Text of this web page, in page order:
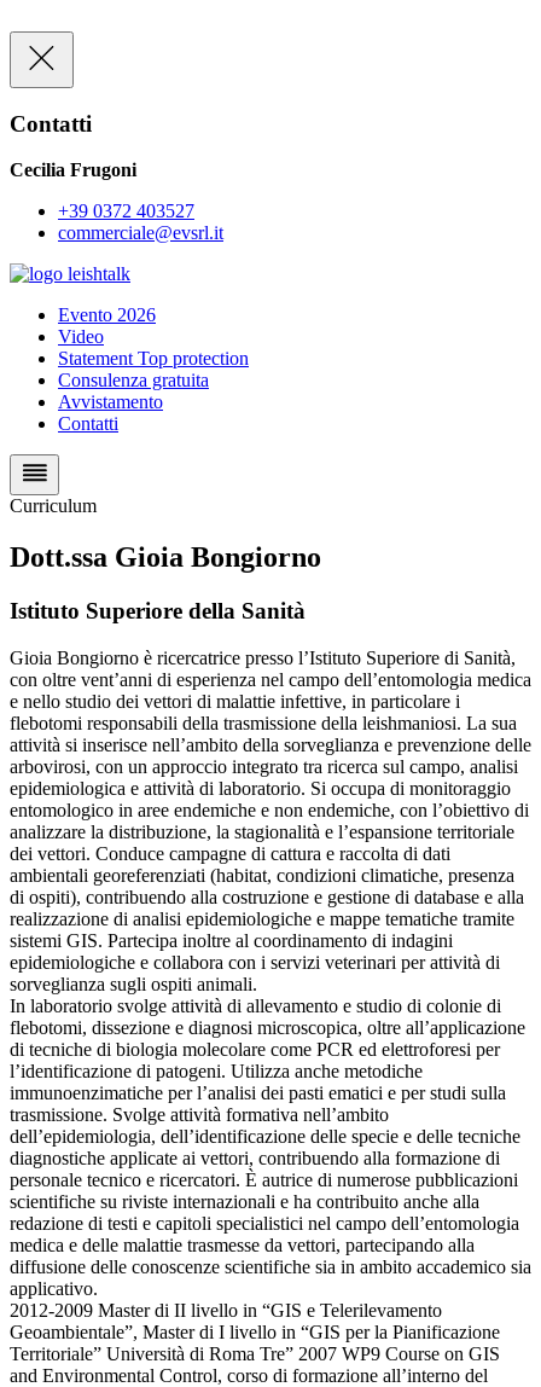
Contatti
Cecilia Frugoni
+39 0372 403527
commerciale@evsrl.it
Evento 2026
Video
Statement Top protection
Consulenza gratuita
Avvistamento
Contatti
Curriculum
Dott.ssa Gioia Bongiorno
Istituto Superiore della Sanità
Gioia Bongiorno è ricercatrice presso l’Istituto Superiore di Sanità,
con oltre vent’anni di esperienza nel campo dell’entomologia medica
e nello studio dei vettori di malattie infettive, in particolare i
flebotomi responsabili della trasmissione della leishmaniosi. La sua
attività si inserisce nell’ambito della sorveglianza e prevenzione delle
arbovirosi, con un approccio integrato tra ricerca sul campo, analisi
epidemiologica e attività di laboratorio. Si occupa di monitoraggio
entomologico in aree endemiche e non endemiche, con l’obiettivo di
analizzare la distribuzione, la stagionalità e l’espansione territoriale
dei vettori. Conduce campagne di cattura e raccolta di dati
ambientali georeferenziati (habitat, condizioni climatiche, presenza
di ospiti), contribuendo alla costruzione e gestione di database e alla
realizzazione di analisi epidemiologiche e mappe tematiche tramite
sistemi GIS. Partecipa inoltre al coordinamento di indagini
epidemiologiche e collabora con i servizi veterinari per attività di
sorveglianza sugli ospiti animali.
In laboratorio svolge attività di allevamento e studio di colonie di
flebotomi, dissezione e diagnosi microscopica, oltre all’applicazione
di tecniche di biologia molecolare come PCR ed elettroforesi per
l’identificazione di patogeni. Utilizza anche metodiche
immunoenzimatiche per l’analisi dei pasti ematici e per studi sulla
trasmissione. Svolge attività formativa nell’ambito
dell’epidemiologia, dell’identificazione delle specie e delle tecniche
diagnostiche applicate ai vettori, contribuendo alla formazione di
personale tecnico e ricercatori. È autrice di numerose pubblicazioni
scientifiche su riviste internazionali e ha contribuito anche alla
redazione di testi e capitoli specialistici nel campo dell’entomologia
medica e delle malattie trasmesse da vettori, partecipando alla
diffusione delle conoscenze scientifiche sia in ambito accademico sia
applicativo.
2012-2009 Master di II livello in “GIS e Telerilevamento
Geoambientale”, Master di I livello in “GIS per la Pianificazione
Territoriale” Università di Roma Tre” 2007 WP9 Course on GIS
and Environmental Control, corso di formazione all’interno del